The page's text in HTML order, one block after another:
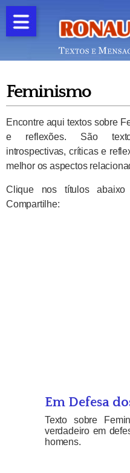
Feminismo
Encontre aqui textos sobre
e reflexões. São
introspectivas, críticas e
melhor os aspectos
Clique nos títulos
Compartilhe:
Em Defesa
Texto sobre
verdadeiro em
homens.